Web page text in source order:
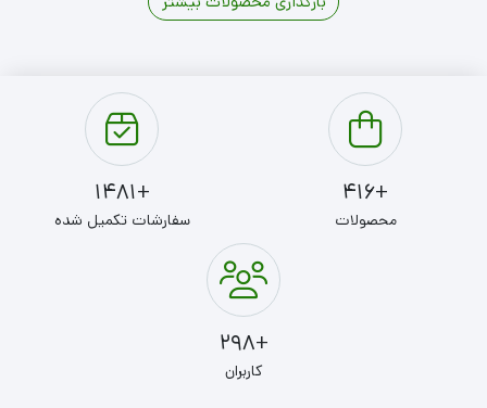
+416
محصولات
+1481
سفارشات تکمیل شده
+298
کاربران